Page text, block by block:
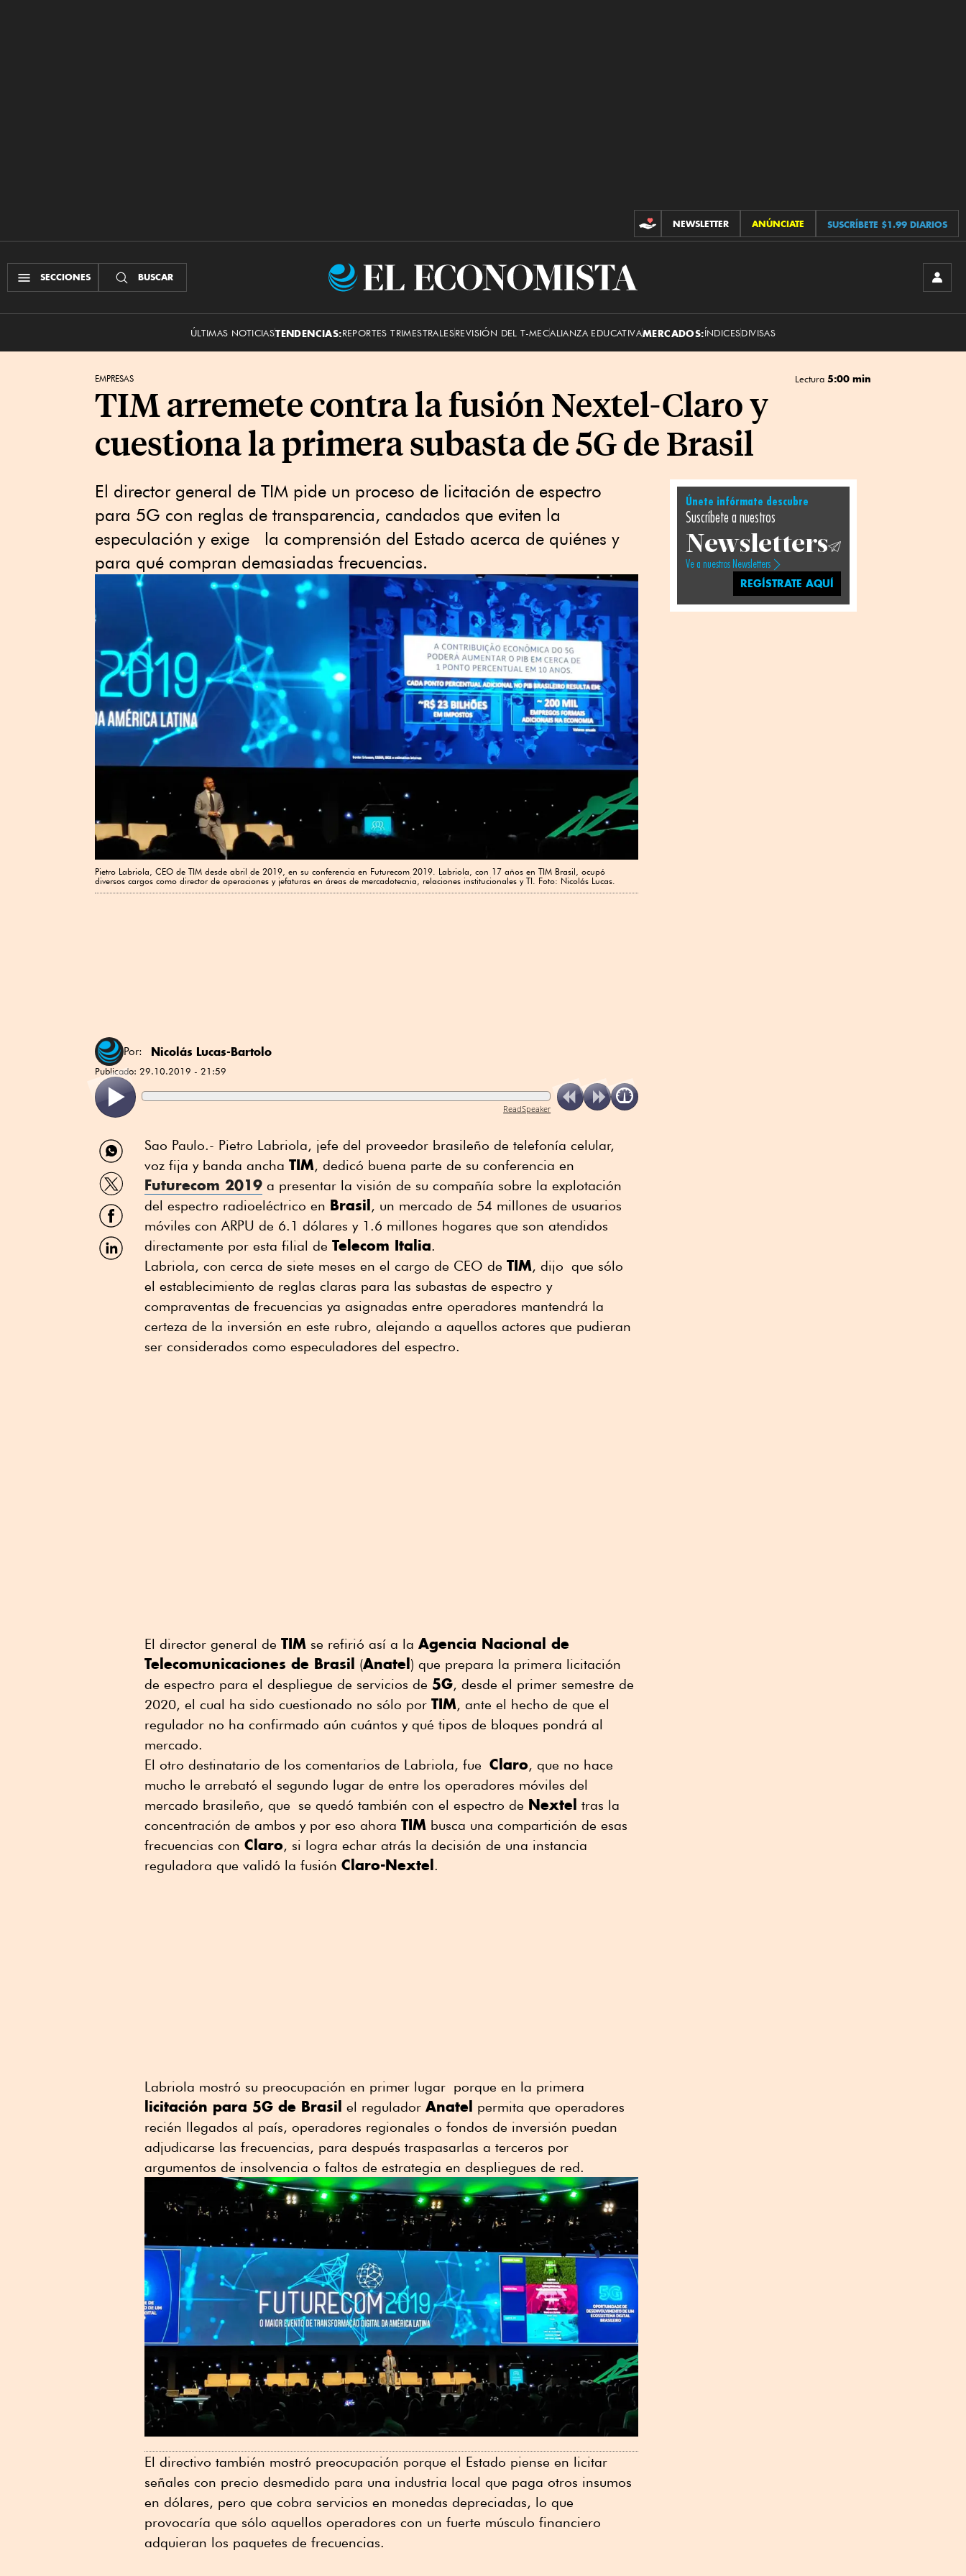
CONTRIBUCIONES
NEWSLETTER ANÚNCIATE SUSCRÍBETE $1.99 DIARIOS
SECCIONES BUSCAR
El
ÚLTIMAS NOTICIASTENDENCIAS:REPORTES TRIMESTRALESREVISIÓN DEL T-MECALIANZA EDUCATIVAMERCADOS:ÍNDICESDIVISAS
EMPRESAS Lectura 5:00 min
TIM arremete contra la fusión Nextel-Claro y
cuestiona la primera subasta de 5G de Brasil
El director general de TIM pide un proceso de licitación de espectro
para 5G con reglas de transparencia, candados que eviten la
especulación y exige la comprensión del Estado acerca de quiénes y
para qué compran demasiadas frecuencias.
Pietro Labriola, CEO de TIM desde abril de 2019, en su conferencia en Futurecom 2019. Labriola, con 17 años en TIM Brasil, ocupó
diversos cargos como director de operaciones y jefaturas en áreas de mercadotecnia, relaciones institucionales y TI. Foto: Nicolás Lucas.
Por: Nicolás Lucas-Bartolo
Publicado: 29.10.2019 - 21:59
ReadSpeaker
Compartir
por
WhatsApp
Compartir
por
Twitter
Compartir
por
Facebook
Compartir
por
Sao Paulo.- Pietro Labriola, jefe del proveedor brasileño de telefonía celular,
voz fija y banda ancha TIM, dedicó buena parte de su conferencia en
Futurecom 2019 a presentar la visión de su compañía sobre la explotación
del espectro radioeléctrico en Brasil, un mercado de 54 millones de usuarios
móviles con ARPU de 6.1 dólares y 1.6 millones hogares que son atendidos
directamente por esta filial de Telecom Italia.
Labriola, con cerca de siete meses en el cargo de CEO de TIM, dijo que sólo
el establecimiento de reglas claras para las subastas de espectro y
compraventas de frecuencias ya asignadas entre operadores mantendrá la
certeza de la inversión en este rubro, alejando a aquellos actores que pudieran
ser considerados como especuladores del espectro.
El director general de TIM se refirió así a la Agencia Nacional de
Telecomunicaciones de Brasil (Anatel) que prepara la primera licitación
de espectro para el despliegue de servicios de 5G, desde el primer semestre de
2020, el cual ha sido cuestionado no sólo por TIM, ante el hecho de que el
regulador no ha confirmado aún cuántos y qué tipos de bloques pondrá al
mercado.
El otro destinatario de los comentarios de Labriola, fue Claro, que no hace
mucho le arrebató el segundo lugar de entre los operadores móviles del
mercado brasileño, que se quedó también con el espectro de Nextel tras la
concentración de ambos y por eso ahora TIM busca una compartición de esas
frecuencias con Claro, si logra echar atrás la decisión de una instancia
reguladora que validó la fusión Claro-Nextel.
Labriola mostró su preocupación en primer lugar porque en la primera
licitación para 5G de Brasil el regulador Anatel permita que operadores
recién llegados al país, operadores regionales o fondos de inversión puedan
adjudicarse las frecuencias, para después traspasarlas a terceros por
argumentos de insolvencia o faltos de estrategia en despliegues de red.
El directivo también mostró preocupación porque el Estado piense en licitar
señales con precio desmedido para una industria local que paga otros insumos
en dólares, pero que cobra servicios en monedas depreciadas, lo que
provocaría que sólo aquellos operadores con un fuerte músculo financiero
adquieran los paquetes de frecuencias.
Únete infórmate descubre
Suscríbete a nuestros
Newsletters
Ve a nuestros Newsletters
REGÍSTRATE AQUÍ